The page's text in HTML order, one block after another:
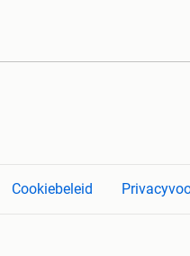
Cookiebeleid